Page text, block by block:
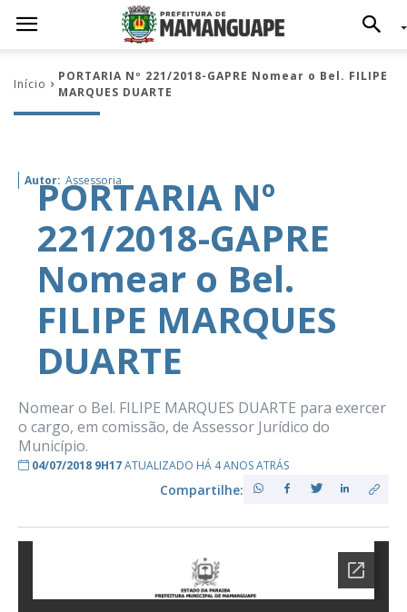
Início
PORTARIA Nº 221/2018-GAPRE Nomear o Bel. FILIPE
MARQUES DUARTE
Autor: Assessoria
PORTARIA Nº
221/2018-GAPRE
Nomear o Bel.
FILIPE MARQUES
DUARTE
Nomear o Bel. FILIPE MARQUES DUARTE para exercer
o cargo, em comissão, de Assessor Jurídico do
Município.
04/07/2018 9H17ATUALIZADO HÁ 4 ANOS ATRÁS
Compartilhe: